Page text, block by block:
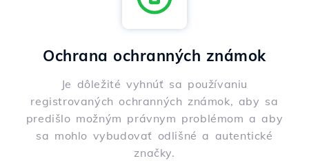
Ochrana ochranných známok
Je dôležité vyhnúť sa používaniu
registrovaných ochranných známok, aby sa
predišlo možným právnym problémom a aby
sa mohlo vybudovať odlišné a autentické
značky.